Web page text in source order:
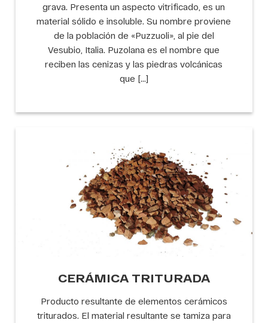
grava. Presenta un aspecto vitrificado, es un
material sólido e insoluble. Su nombre proviene
de la población de «Puzzuoli», al pie del
Vesubio, Italia. Puzolana es el nombre que
reciben las cenizas y las piedras volcánicas
que […]
CERÁMICA TRITURADA
Producto resultante de elementos cerámicos
triturados. El material resultante se tamiza para